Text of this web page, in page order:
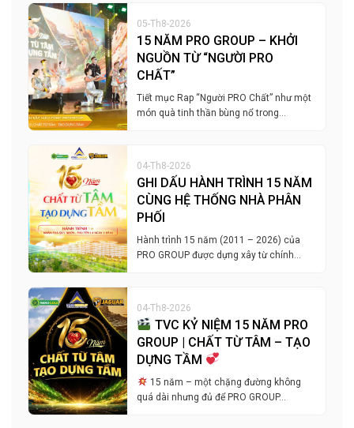
05-Th8-2026
15 NĂM PRO GROUP – KHỞI
NGUỒN TỪ “NGƯỜI PRO
CHẤT”
Tiết mục Rap “Người PRO Chất” như một
món quà tinh thần bùng nổ trong…
04-Th8-2026
GHI DẤU HÀNH TRÌNH 15 NĂM
CÙNG HỆ THỐNG NHÀ PHÂN
PHỐI
Hành trình 15 năm (2011 – 2026) của
PRO GROUP được dựng xây từ chính…
04-Th8-2026
TVC KỶ NIỆM 15 NĂM PRO
GROUP | CHẤT TỪ TÂM – TẠO
DỰNG TẦM
15 năm – một chặng đường không
quá dài nhưng đủ để PRO GROUP…